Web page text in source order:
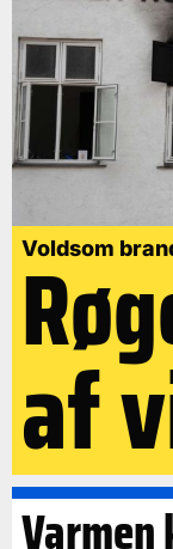
Voldsom
af